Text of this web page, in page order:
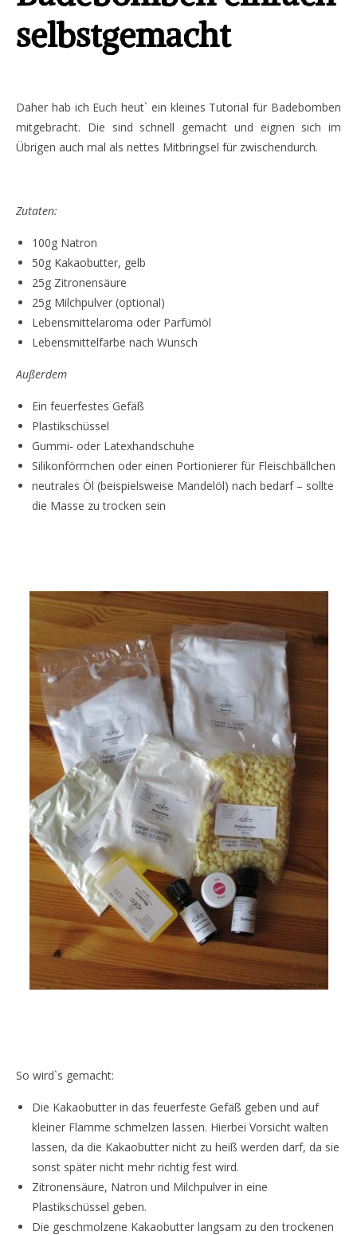
selbstgemacht
Daher hab ich Euch heut` ein kleines Tutorial für Badebomben
mitgebracht. Die sind schnell gemacht und eignen sich im
Übrigen auch mal als nettes Mitbringsel für zwischendurch.
Zutaten:
100g Natron
50g Kakaobutter, gelb
25g Zitronensäure
25g Milchpulver (optional)
Lebensmittelaroma oder Parfümöl
Lebensmittelfarbe nach Wunsch
Außerdem
Ein feuerfestes Gefäß
Plastikschüssel
Gummi- oder Latexhandschuhe
Silikonförmchen oder einen Portionierer für Fleischbällchen
neutrales Öl (beispielsweise Mandelöl) nach bedarf – sollte
die Masse zu trocken sein
So wird`s gemacht:
Die Kakaobutter in das feuerfeste Gefäß geben und auf
kleiner Flamme schmelzen lassen. Hierbei Vorsicht walten
lassen, da die Kakaobutter nicht zu heiß werden darf, da sie
sonst später nicht mehr richtig fest wird.
Zitronensäure, Natron und Milchpulver in eine
Plastikschüssel geben.
Die geschmolzene Kakaobutter langsam zu den trockenen